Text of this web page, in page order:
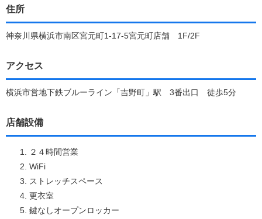
住所
神奈川県横浜市南区宮元町1-17-5宮元町店舗 1F/2F
アクセス
横浜市営地下鉄ブルーライン「吉野町」駅 3番出口 徒歩5分
店舗設備
２４時間営業
WiFi
ストレッチスペース
更衣室
鍵なしオープンロッカー